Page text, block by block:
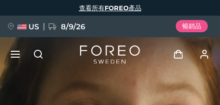
查看所有FOREO產品
US 8/9/26 暢銷品
登入